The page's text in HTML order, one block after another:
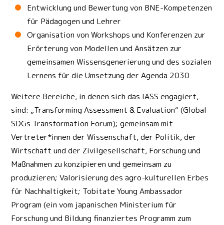
Entwicklung und Bewertung von BNE-Kompetenzen
für Pädagogen und Lehrer
Organisation von Workshops und Konferenzen zur
Erörterung von Modellen und Ansätzen zur
gemeinsamen Wissensgenerierung und des sozialen
Lernens für die Umsetzung der Agenda 2030
Weitere Bereiche, in denen sich das IASS engagiert,
sind: „Transforming Assessment & Evaluation“ (Global
SDGs Transformation Forum); gemeinsam mit
Vertreter*innen der Wissenschaft, der Politik, der
Wirtschaft und der Zivilgesellschaft, Forschung und
Maßnahmen zu konzipieren und gemeinsam zu
produzieren; Valorisierung des agro-kulturellen Erbes
für Nachhaltigkeit; Tobitate Young Ambassador
Program (ein vom japanischen Ministerium für
Forschung und Bildung finanziertes Programm zum